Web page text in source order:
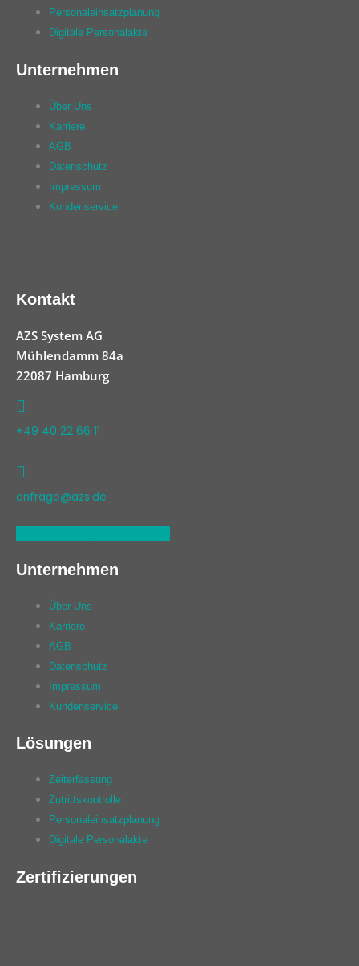
Personaleinsatzplanung
Digitale Personalakte
Unternehmen
Über Uns
Karriere
AGB
Datenschutz
Impressum
Kundenservice
Kontakt
AZS System AG
Mühlendamm 84a
22087 Hamburg
+49 40 22 66 11
anfrage@azs.de
Unternehmen
Über Uns
Karriere
AGB
Datenschutz
Impressum
Kundenservice
Lösungen
Zeiterfassung
Zutrittskontrolle
Personaleinsatzplanung
Digitale Personalakte
Zertifizierungen